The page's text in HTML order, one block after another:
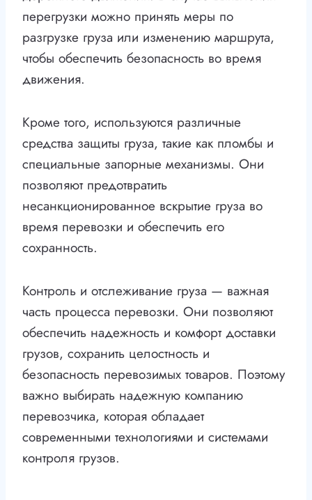
перегрузки можно принять меры по
разгрузке груза или изменению маршрута,
чтобы обеспечить безопасность во время
движения.
Кроме того, используются различные
средства защиты груза, такие как пломбы и
специальные запорные механизмы. Они
позволяют предотвратить
несанкционированное вскрытие груза во
время перевозки и обеспечить его
сохранность.
Контроль и отслеживание груза — важная
часть процесса перевозки. Они позволяют
обеспечить надежность и комфорт доставки
грузов, сохранить целостность и
безопасность перевозимых товаров. Поэтому
важно выбирать надежную компанию
перевозчика, которая обладает
современными технологиями и системами
контроля грузов.